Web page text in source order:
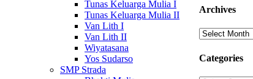
Tunas Keluarga Mulia I
Tunas Keluarga Mulia II
Van Lith I
Van Lith II
Wiyatasana
Yos Sudarso
SMP Strada
Archives
Archives
Categories